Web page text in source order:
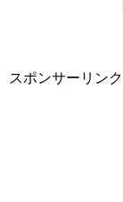
スポンサーリンク